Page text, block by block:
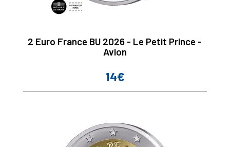
2 Euro France BU 2026 - Le Petit Prince -
Avion
Prix
14€